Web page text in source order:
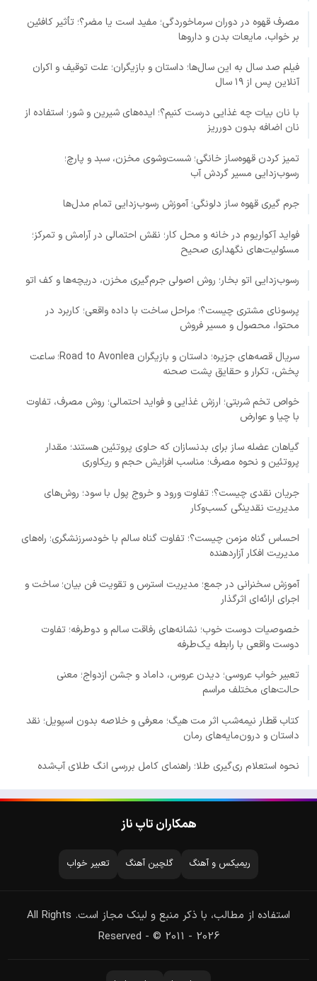
مصرف قهوه در دوران سرماخوردگی؛ مفید است یا مضر؟؛ تأثیر کافئین
بر خواب، مایعات بدن و داروها
فیلم صد سال به این سال‌ها؛ داستان و بازیگران؛ علت توقیف و اکران
آنلاین پس از ۱۹ سال
با نان بیات چه غذایی درست کنیم؟؛ ایده‌های شیرین و شور؛ استفاده از
نان اضافه بدون دورریز
تمیز کردن قهوه‌ساز خانگی؛ شست‌وشوی مخزن، سبد و پارچ؛
رسوب‌زدایی مسیر گردش آب
جرم گیری قهوه ساز دلونگی؛ آموزش رسوب‌زدایی تمام مدل‌ها
فواید آکواریوم در خانه و محل کار؛ نقش احتمالی در آرامش و تمرکز؛
مسئولیت‌های نگهداری صحیح
رسوب‌زدایی اتو بخار؛ روش اصولی جرم‌گیری مخزن، دریچه‌ها و کف اتو
پرسونای مشتری چیست؟؛ مراحل ساخت با داده واقعی؛ کاربرد در
محتوا، محصول و مسیر فروش
سریال قصه‌های جزیره؛ داستان و بازیگران Road to Avonlea؛ ساعت
پخش، تکرار و حقایق پشت صحنه
خواص تخم شربتی؛ ارزش غذایی و فواید احتمالی؛ روش مصرف، تفاوت
با چیا و عوارض
گیاهان عضله ساز برای بدنسازان که حاوی پروتئین هستند؛ مقدار
پروتئین و نحوه مصرف؛ مناسب افزایش حجم و ریکاوری
جریان نقدی چیست؟؛ تفاوت ورود و خروج پول با سود؛ روش‌های
مدیریت نقدینگی کسب‌وکار
احساس گناه مزمن چیست؟؛ تفاوت گناه سالم با خودسرزنشگری؛ راه‌های
مدیریت افکار آزاردهنده
آموزش سخنرانی در جمع؛ مدیریت استرس و تقویت فن بیان؛ ساخت و
اجرای ارائه‌ای اثرگذار
خصوصیات دوست خوب؛ نشانه‌های رفاقت سالم و دوطرفه؛ تفاوت
دوست واقعی با رابطه یک‌طرفه
تعبیر خواب عروسی؛ دیدن عروس، داماد و جشن ازدواج؛ معنی
حالت‌های مختلف مراسم
کتاب قطار نیمه‌شب اثر مت هیگ؛ معرفی و خلاصه بدون اسپویل؛ نقد
داستان و درون‌مایه‌های رمان
نحوه استعلام ری‌گیری طلا؛ راهنمای کامل بررسی انگ طلای آب‌شده
همکاران تاپ ناز
ریمیکس و آهنگ گلچین آهنگ تعبیر خواب
استفاده از مطالب، با ذکر منبع و لینک مجاز است. All Rights
Reserved - © 2011 - 2026